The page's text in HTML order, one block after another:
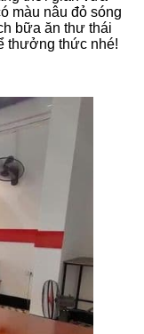
màu nâu đỏ sóng
bữa ăn thư thái
thưởng thức nhé!